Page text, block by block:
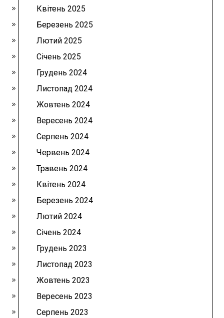
Квітень 2025
Березень 2025
Лютий 2025
Січень 2025
Грудень 2024
Листопад 2024
Жовтень 2024
Вересень 2024
Серпень 2024
Червень 2024
Травень 2024
Квітень 2024
Березень 2024
Лютий 2024
Січень 2024
Грудень 2023
Листопад 2023
Жовтень 2023
Вересень 2023
Серпень 2023